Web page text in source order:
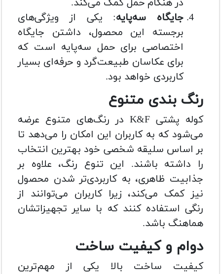
در هنگام حمل کمک می‌کند.
جایگاه سه‌پایه: یکی از ویژگی‌های
برجسته این محصول، داشتن جایگاه
اختصاصی برای حمل سه‌پایه است که
برای عکاسان طبیعت‌گرد و حرفه‌ای بسیار
کاربردی خواهد بود.
رنگ‌ بندی متنوع
کوله پشتی K&F در رنگ‌های متنوع عرضه
می‌شود که به کاربران این امکان را می‌دهد تا
بر اساس سلیقه شخصی خود بهترین انتخاب
را داشته باشند. این تنوع رنگ، علاوه بر
جذابیت ظاهری، به کاربردی‌تر شدن محصول
نیز کمک می‌کند، زیرا کاربران می‌توانند از
رنگی استفاده کنند که با سایر تجهیزاتشان
هماهنگ باشد.
دوام و کیفیت ساخت
کیفیت ساخت بالا یکی از مهم‌ترین